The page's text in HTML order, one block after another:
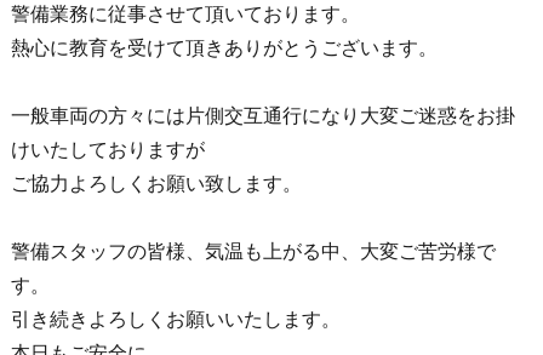
警備業務に従事させて頂いております。
熱心に教育を受けて頂きありがとうございます。
一般車両の方々には片側交互通行になり大変ご迷惑をお掛
けいたしておりますが
ご協力よろしくお願い致します。
警備スタッフの皆様、気温も上がる中、大変ご苦労様で
す。
引き続きよろしくお願いいたします。